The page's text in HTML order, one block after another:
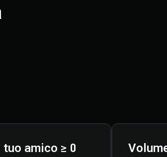
amico ≥ 0